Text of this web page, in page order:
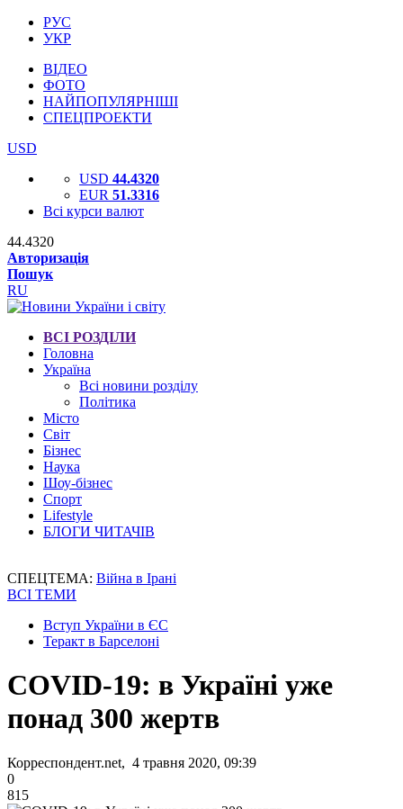
РУС
УКР
ВІДЕО
ФОТО
НАЙПОПУЛЯРНІШІ
СПЕЦПРОЕКТИ
USD
USD 44.4320
EUR 51.3316
Всі курси валют
44.4320
Авторизація
Пошук
RU
ВСІ РОЗДІЛИ
Головна
Україна
Всі новини розділу
Політика
Місто
Світ
Бізнес
Наука
Шоу-бізнес
Спорт
Lifestyle
БЛОГИ ЧИТАЧІВ
СПЕЦТЕМА: Війна в Ірані
ВСІ ТЕМИ
Вступ України в ЄС
Теракт в Барселоні
COVID-19: в Україні уже
понад 300 жертв
Корреспондент.net, 4 травня 2020, 09:39
0
815